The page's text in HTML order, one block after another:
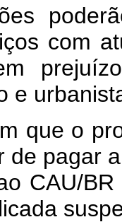
com
e
que o
de pagar
CAU/